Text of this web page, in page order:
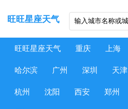
旺旺星座天气
旺旺星座天气 重庆 上海
哈尔滨 广州 深圳 天津
杭州 沈阳 西安 郑州